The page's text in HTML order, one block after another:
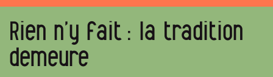
Rien n’y fait : la tradition
demeure